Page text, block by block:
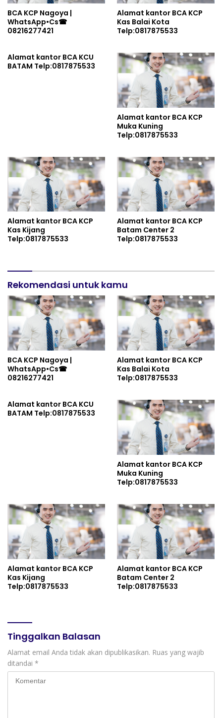
BCA KCP Nagoya |
WhatsApp•Cs☎
08216277421
Alamat kantor BCA KCP
Kas Balai Kota
Telp:0817875533
Alamat kantor BCA KCU
BATAM Telp:0817875533
Alamat kantor BCA KCP
Muka Kuning
Telp:0817875533
Alamat kantor BCA KCP
Kas Kijang
Telp:0817875533
Alamat kantor BCA KCP
Batam Center 2
Telp:0817875533
Rekomendasi untuk kamu
BCA KCP Nagoya |
WhatsApp•Cs☎
08216277421
Alamat kantor BCA KCP
Kas Balai Kota
Telp:0817875533
Alamat kantor BCA KCU
BATAM Telp:0817875533
Alamat kantor BCA KCP
Muka Kuning
Telp:0817875533
Alamat kantor BCA KCP
Kas Kijang
Telp:0817875533
Alamat kantor BCA KCP
Batam Center 2
Telp:0817875533
Tinggalkan Balasan
Alamat email Anda tidak akan dipublikasikan. Ruas yang wajib
ditandai *